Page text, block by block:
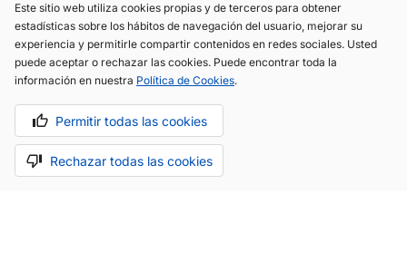
Este sitio web utiliza cookies propias y de terceros para obtener
estadísticas sobre los hábitos de navegación del usuario, mejorar su
experiencia y permitirle compartir contenidos en redes sociales. Usted
puede aceptar o rechazar las cookies. Puede encontrar toda la
información en nuestra Política de Cookies.
Permitir todas las cookies
Rechazar todas las cookies
Este sitio web utiliza cookies propias y de terceros para obtener
estadísticas sobre los hábitos de navegación del usuario, mejorar su
experiencia y permitirle compartir contenidos en redes sociales. Usted
puede aceptar o rechazar las cookies. Puede encontrar toda la
información en nuestra Política de Cookies.
Permitir todas las cookies
Rechazar todas las cookies
info@motoreto.com
Aviso legal Política de cookies